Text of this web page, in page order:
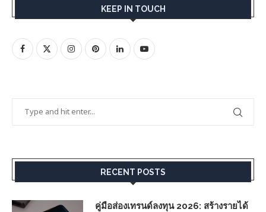
KEEP IN TOUCH
RECENT POSTS
คู่มือส่องเทรนด์ลงทุน 2026: สร้างรายได้